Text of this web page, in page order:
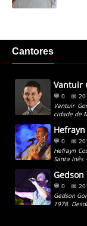
Cantores
Vantuir
💬 0
📅
Vantuir
cidade de
💬 0
📅
Hefrayn
Santa Inês
Gedson
💬 0
📅
Gedson
1978.